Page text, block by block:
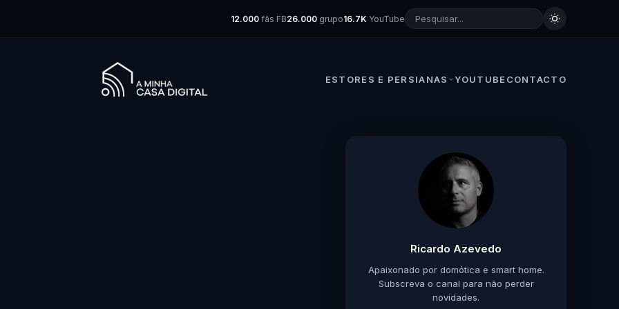
12.000 fãs FB26.000 grupo16.7K YouTube
ESTORES E PERSIANAS YOUTUBE CONTACTO
Ricardo Azevedo
Apaixonado por domótica e smart home.
Subscreva o canal para não perder
novidades.